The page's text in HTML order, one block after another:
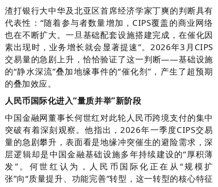
渣打银行大中华及北亚区首席经济学家丁爽的判断具有
代表性：“随着参与者数量增加，CIPS覆盖的商业网络
也在不断扩大。一旦基础配套设施搭建完成，在催化因
素出现时，业务增长就会显著提速”。2026年3月CIPS
交易量的急剧上升，恰恰验证了这一判断——基础设施
的“静水深流”叠加地缘事件的“催化剂”，产生了超预期
的叠加效应。
人民币国际化进入“量质并举”新阶段
中国金融网董事长何世红对此轮人民币跨境支付的集中
突破有着深刻观察。他指出，2026年一季度CIPS交易
量的急剧攀升，表面看是地缘冲突催生的避险需求，深
层逻辑却是中国金融基础设施多年持续建设的“厚积薄
发”。何世红认为，人民币国际化正在从“规模扩
张”向“质量提升、功能完善”转型，这一转型的核心特征